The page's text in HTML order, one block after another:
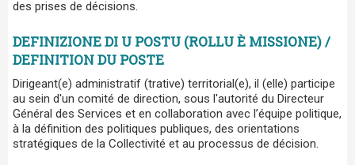
des prises de décisions.
DEFINIZIONE DI U POSTU (ROLLU È MISSIONE) /
DEFINITION DU POSTE
Dirigeant(e) administratif (trative) territorial(e), il (elle) participe
au sein d'un comité de direction, sous l'autorité du Directeur
Général des Services et en collaboration avec l’équipe politique,
à la définition des politiques publiques, des orientations
stratégiques de la Collectivité et au processus de décision.